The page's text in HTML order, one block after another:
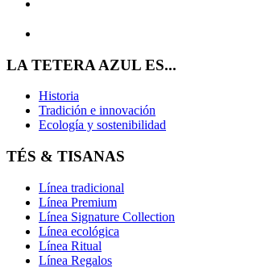
LA TETERA AZUL ES...
Historia
Tradición e innovación
Ecología y sostenibilidad
TÉS & TISANAS
Línea tradicional
Línea Premium
Línea Signature Collection
Línea ecológica
Línea Ritual
Línea Regalos